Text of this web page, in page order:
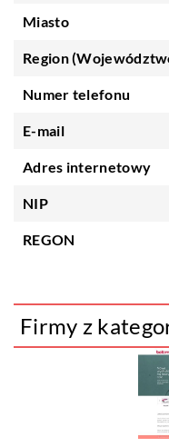
Miasto
Region
Numer telefonu
E-mail
Adres internetowy
NIP
REGON
Firmy z